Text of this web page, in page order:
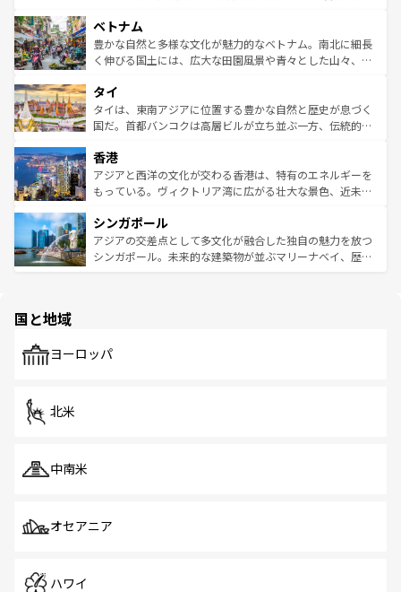
参照してほしい。
容にもいいと評判のスイーツなど、バラエティ豊かな料理
が味わえる。 なお、新着の台湾情報は コンテンツ一覧を参
照してほしい。
き、地方に足を延ばせば四季折々の自然美を楽しむことが
できる。そして、キムチや焼肉、絶品のストリートフード
まで、さまざまな韓国料理が待っている。夜には、韓国な
リティに包まれながら、韓国の多彩な魅力を心ゆくまで味
わってみてほしい。 なお、新着の韓国情報はコンテンツ一
覧を参照してほしい。
ベトナム
豊かな自然と多様な文化が魅力的なベトナム。南北に細長
く伸びる国土には、広大な田園風景や青々とした山々、世
急速な発展と共に伝統が息づく。ハノイの古い町並みやホ
ーチミン市のフランス統治時代の建物も、独特の雰囲気を
醸し出している。また、バラエティの豊かさとおいしさで
とつ。フォーやバインミー、ベトナムコーヒーなどは、ぜ
ひ現地で味わいたい。どの地域を訪れてもあたたかい人々
が旅行者を迎えてくれるので、きっと忘れられない旅にな
参照してほしい。
タイ
タイは、東南アジアに位置する豊かな自然と歴史が息づく
国だ。首都バンコクは高層ビルが立ち並ぶ一方、伝統的な
の活気が交差している。北部ではチェンマイなどの山岳地
帯で自然と触れ合い、南部ではプーケットやクラビの美し
いビーチでリゾート気分を楽しむことができる。タイ料理
激する。気候は一年中温暖で、どの季節にも異なる楽しみ
が待っている。親しみやすいタイの人々、仏教を中心とし
た文化、そして多様な観光資源が、訪れる旅人を魅了し続
香港
アジアと西洋の文化が交わる香港は、特有のエネルギーを
もっている。ヴィクトリア湾に広がる壮大な景色、近未来
み、どこを訪れても感動するはず。観光スポットが密集し
ており、効率よく見どころを回れるのも魅力。息をのむよ
うな絶景から文化的な体験まで、香港を存分に楽しみ尽く
シンガポール
アジアの交差点として多文化が融合した独自の魅力を放つ
シンガポール。未来的な建築物が並ぶマリーナベイ、歴史
で、ホーカーズは地元の風情を楽しめる外せないスポット
国と地域
ヨーロッパ
北米
中南米
オセアニア
ハワイ